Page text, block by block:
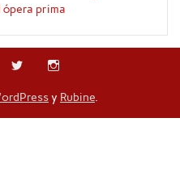
ópera prima
y Rubine.